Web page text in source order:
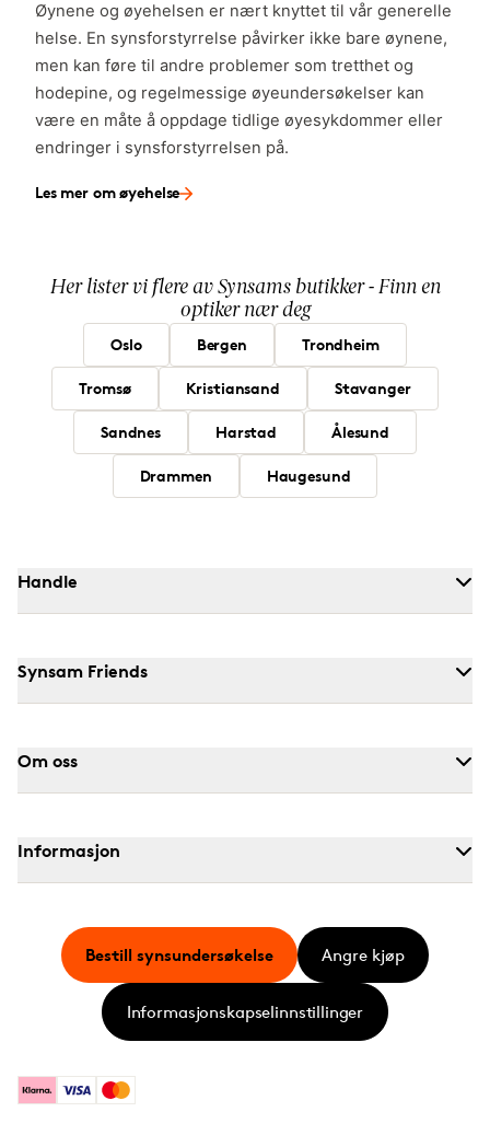
Øynene og øyehelsen er nært knyttet til vår generelle
helse. En synsforstyrrelse påvirker ikke bare øynene,
men kan føre til andre problemer som tretthet og
hodepine, og regelmessige øyeundersøkelser kan
være en måte å oppdage tidlige øyesykdommer eller
endringer i synsforstyrrelsen på.
Les mer om øyehelse
Her lister vi flere av Synsams butikker - Finn en
optiker nær deg
Oslo Bergen Trondheim
Tromsø Kristiansand Stavanger
Sandnes Harstad Ålesund
Drammen Haugesund
Handle
Synsam Friends
Om oss
Informasjon
KlarnaVisa Mastercard
Bestill synsundersøkelse Angre kjøp
Informasjonskapselinnstillinger